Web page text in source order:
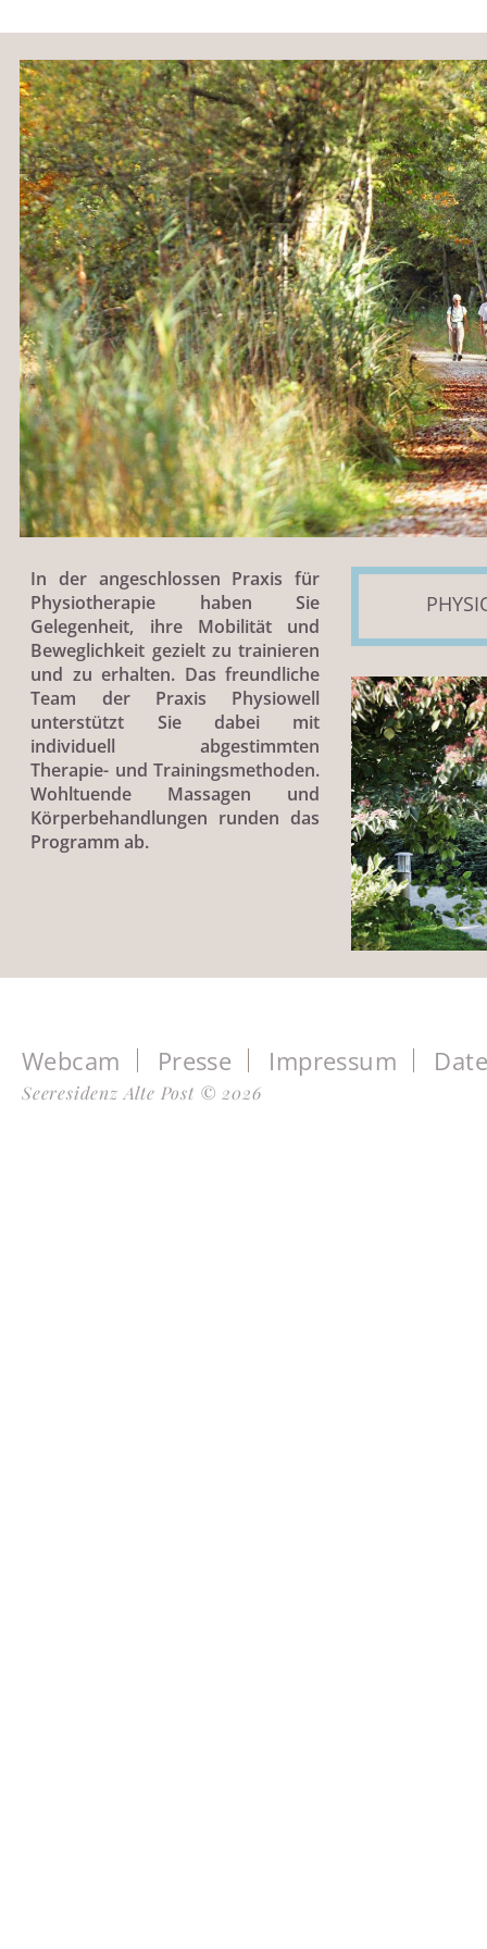
In der angeschlossen Praxis für
Physiotherapie haben Sie
Gelegenheit, ihre Mobilität und
Beweglichkeit gezielt zu trainieren
und zu erhalten. Das freundliche
Team der Praxis Physiowell
unterstützt Sie dabei mit
individuell abgestimmten
Therapie- und Trainingsmethoden.
Wohltuende Massagen und
Körperbehandlungen runden das
Programm ab.
Webcam Presse Impressum
Seeresidenz Alte Post © 2026